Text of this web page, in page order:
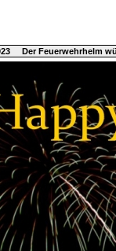
Der Feuerwehrhelm